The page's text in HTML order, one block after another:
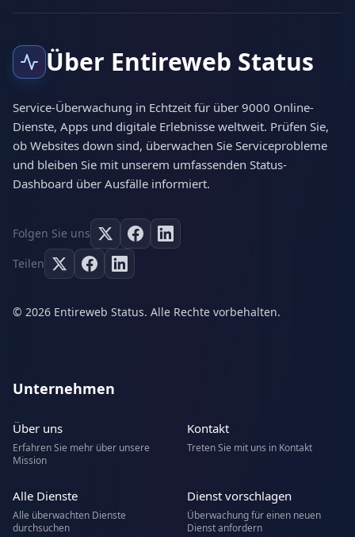
Über Entireweb Status
Service-Überwachung in Echtzeit für über 9000 Online-
Dienste, Apps und digitale Erlebnisse weltweit. Prüfen Sie,
ob Websites down sind, überwachen Sie Serviceprobleme
und bleiben Sie mit unserem umfassenden Status-
Dashboard über Ausfälle informiert.
Folgen Sie uns
Teilen
© 2026 Entireweb Status. Alle Rechte vorbehalten.
Unternehmen
Über uns
Erfahren Sie mehr über unsere
Mission
Kontakt
Treten Sie mit uns in Kontakt
Alle Dienste
Alle überwachten Dienste
durchsuchen
Dienst vorschlagen
Überwachung für einen neuen
Dienst anfordern